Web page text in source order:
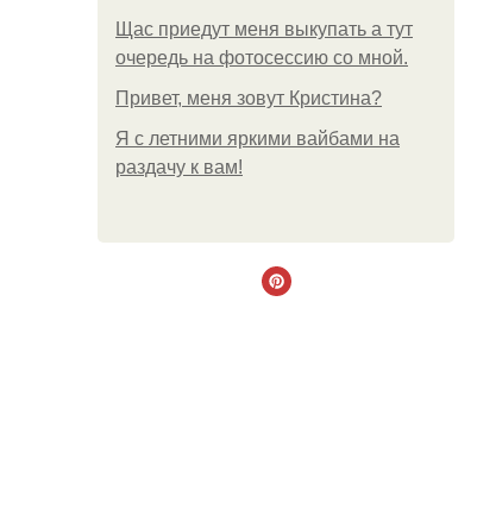
Щас приедут меня выкупать а тут
очередь на фотосессию со мной.
Привет, меня зовут Кристина?
Я с летними яркими вайбами на
раздачу к вам!